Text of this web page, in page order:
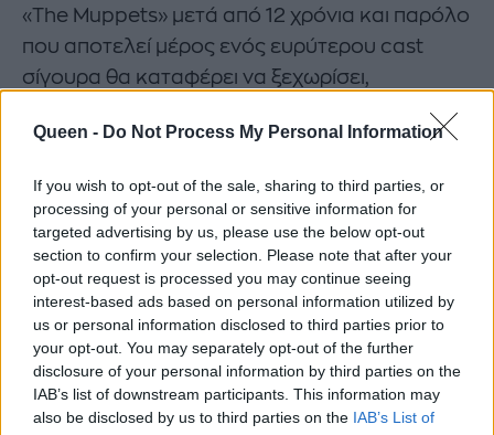
Queen - Do Not Process My Personal Information
If you wish to opt-out of the sale, sharing to third parties, or
processing of your personal or sensitive information for
targeted advertising by us, please use the below opt-out
section to confirm your selection. Please note that after your
opt-out request is processed you may continue seeing
interest-based ads based on personal information utilized by
us or personal information disclosed to third parties prior to
your opt-out. You may separately opt-out of the further
disclosure of your personal information by third parties on the
IAB’s list of downstream participants. This information may
also be disclosed by us to third parties on the IAB’s List of
«The Muppets» μετά από 12 χρόνια και παρόλο
που αποτελεί μέρος ενός ευρύτερου cast
σίγουρα θα καταφέρει να ξεχωρίσει,
δημιουργίες
για αυτήν την φωτογράφιση οι Jason Wu,
Ceremony, Brian Atwood και Giles & Brother
κάνοντας όλες τις γυναίκες να θέλουν να της
κλέψουν την ντουλάπα. Ποιος είπε πως τα
γουρούνια κυλιούνται στη λάσπη;
MISS PIGGY OPENING CEREMONY
BRIAN ATWOOD INSTYLE PRABAL GURUNG